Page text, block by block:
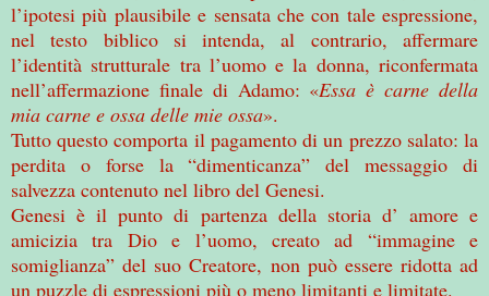
l’ipotesi più plausibile e sensata che con tale espressione,
nel testo biblico si intenda, al contrario, affermare
l’identità strutturale tra l’uomo e la donna, riconfermata
nell’affermazione finale di Adamo: «Essa è carne della
mia carne e ossa delle mie ossa».
Tutto questo comporta il pagamento di un prezzo salato: la
perdita o forse la “dimenticanza” del messaggio di
salvezza contenuto nel libro del Genesi.
Genesi è il punto di partenza della storia d’ amore e
amicizia tra Dio e l’uomo, creato ad “immagine e
somiglianza” del suo Creatore, non può essere ridotta ad
un puzzle di espressioni più o meno limitanti e limitate.